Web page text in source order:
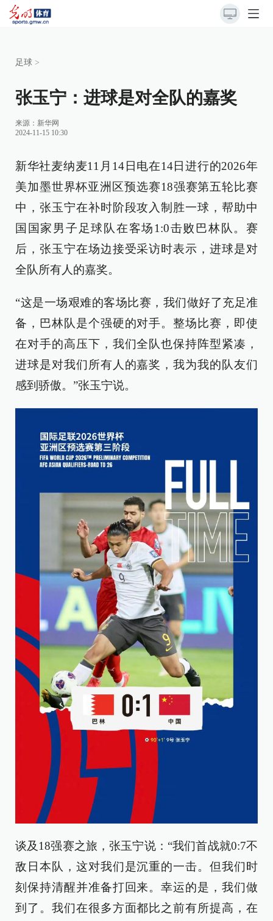
足球 >
张玉宁：进球是对全队的嘉奖
来源： 新华网
2024-11-15 10:30
新华社麦纳麦11月14日电在14日进行的2026年
美加墨世界杯亚洲区预选赛18强赛第五轮比赛
中，张玉宁在补时阶段攻入制胜一球，帮助中
国国家男子足球队在客场1:0击败巴林队。赛
后，张玉宁在场边接受采访时表示，进球是对
全队所有人的嘉奖。
“这是一场艰难的客场比赛，我们做好了充足准
备，巴林队是个强硬的对手。整场比赛，即使
在对手的高压下，我们全队也保持阵型紧凑，
进球是对我们所有人的嘉奖，我为我的队友们
感到骄傲。”张玉宁说。
谈及18强赛之旅，张玉宁说：“我们首战就0:7不
敌日本队，这对我们是沉重的一击。但我们时
刻保持清醒并准备打回来。幸运的是，我们做
到了。我们在很多方面都比之前有所提高，在